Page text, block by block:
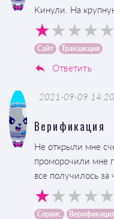
Кинули. На
Сайт Транзакция
Ответить
2021-09-09
Верификация
Не открыли мне
проморочили мне
все получилось за
Сервис